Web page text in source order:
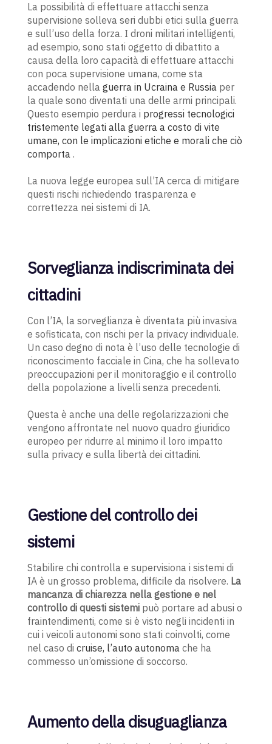
La possibilità di effettuare attacchi senza
supervisione solleva seri dubbi etici sulla guerra
e sull’uso della forza. I droni militari intelligenti,
ad esempio, sono stati oggetto di dibattito a
causa della loro capacità di effettuare attacchi
con poca supervisione umana, come sta
accadendo nella guerra in Ucraina e Russiaper
la quale sono diventati una delle armi principali.
Questo esempio perdura i progressi tecnologici
tristemente legati alla guerra a costo di vite
umane, con le implicazioni etiche e morali che ciò
comporta.
La nuova legge europea sull’IA cerca di mitigare
questi rischi richiedendo trasparenza e
correttezza nei sistemi di IA.
Sorveglianza indiscriminata dei
cittadini
Con l’IA, la sorveglianza è diventata più invasiva
e sofisticata, con rischi per la privacy individuale.
Un caso degno di nota è l’uso delle tecnologie di
riconoscimento facciale in Cina, che ha sollevato
preoccupazioni per il monitoraggio e il controllo
della popolazione a livelli senza precedenti.
Questa è anche una delle regolarizzazioni che
vengono affrontate nel nuovo quadro giuridico
europeo per ridurre al minimo il loro impatto
sulla privacy e sulla libertà dei cittadini.
Gestione del controllo dei
sistemi
Stabilire chi controlla e supervisiona i sistemi di
IA è un grosso problema, difficile da risolvere. La
mancanza di chiarezza nella gestione e nel
controllo di questi sistemipuò portare ad abusi o
fraintendimenti, come si è visto negli incidenti in
cui i veicoli autonomi sono stati coinvolti, come
nel caso di cruise, l’auto autonomache ha
commesso un’omissione di soccorso.
Aumento della disuguaglianza